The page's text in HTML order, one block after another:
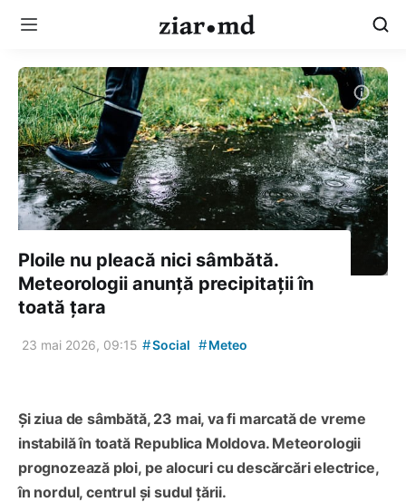
Ploile nu pleacă nici sâmbătă.
Meteorologii anunță precipitații în
toată țara
23 mai 2026, 09:15 #Social #Meteo
Și ziua de sâmbătă, 23 mai, va fi marcată de vreme
instabilă în toată Republica Moldova. Meteorologii
prognozează ploi, pe alocuri cu descărcări electrice,
în nordul, centrul și sudul țării.